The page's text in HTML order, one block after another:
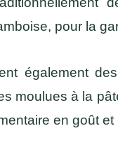
pour la
également
moulues à la
en goût et